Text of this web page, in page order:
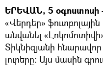
ԵՐԵՎԱՆ, 5 օգոստոսի
«Վերդեր»
անվանել
Տիկնիզյանի
լուրերը։ Այս մասին